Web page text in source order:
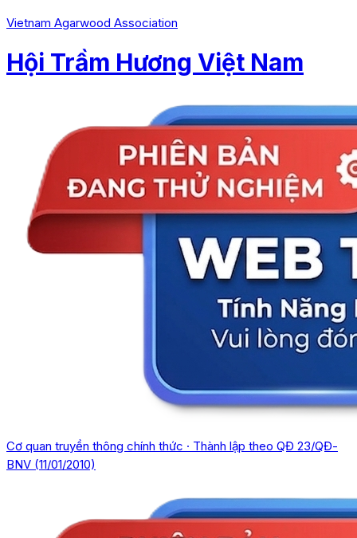
Vietnam Agarwood Association
Hội Trầm Hương Việt Nam
Cơ quan truyền thông chính thức · Thành lập theo QĐ 23/QĐ-
BNV (11/01/2010)